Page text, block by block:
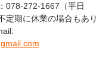
078-272-1667（平日
定期に休業の場合もあり